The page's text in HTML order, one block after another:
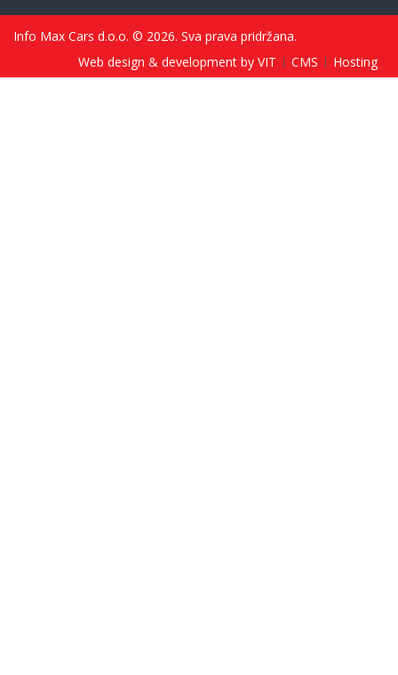
Info Max Cars d.o.o. © 2026. Sva prava pridržana.
Web design & development by VIT
CMS Hosting